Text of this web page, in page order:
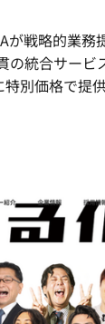
が戦略的業務
の統合サービ
別価格で提